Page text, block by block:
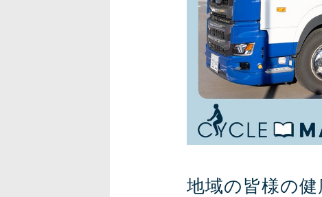
地域の皆様の